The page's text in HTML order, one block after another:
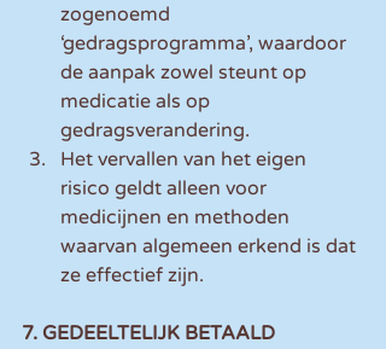
zogenoemd
‘gedragsprogramma’, waardoor
de aanpak zowel steunt op
medicatie als op
gedragsverandering.
Het vervallen van het eigen
risico geldt alleen voor
medicijnen en methoden
waarvan algemeen erkend is dat
ze effectief zijn.
7. GEDEELTELIJK BETAALD